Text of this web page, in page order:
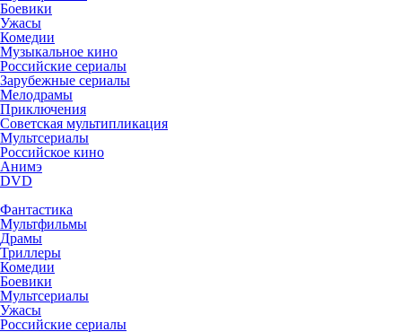
Боевики
Ужасы
Комедии
Музыкальное кино
Российские сериалы
Зарубежные сериалы
Мелодрамы
Приключения
Советская мультипликация
Мультсериалы
Российское кино
Анимэ
DVD
Фантастика
Мультфильмы
Драмы
Триллеры
Комедии
Боевики
Мультсериалы
Ужасы
Российские сериалы